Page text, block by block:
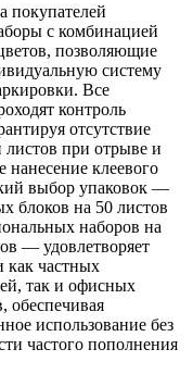
покупателей
с комбинацией
позволяющие
систему
Все
контроль
отсутствие
при отрыве и
нанесение клеевого
выбор упаковок —
блоков на 50 листов
наборов на
— удовлетворяет
как частных
так и офисных
обеспечивая
использование без
частого пополнения